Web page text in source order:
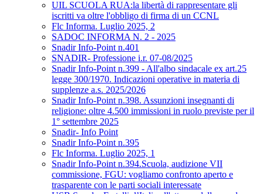
UIL SCUOLA RUA:la libertà di rappresentare gli
iscritti va oltre l'obbligo di firma di un CCNL
Flc Informa. Luglio 2025, 2
SADOC INFORMA N. 2 - 2025
Snadir Info-Point n.401
SNADIR- Professione i.r. 07-08/2025
Snadir Info-Point n.399 - All'albo sindacale ex art.25
legge 300/1970. Indicazioni operative in materia di
supplenze a.s. 2025/2026
Snadir Info-Point n.398. Assunzioni insegnanti di
religione: oltre 4.500 immissioni in ruolo previste per il
1° settembre 2025
Snadir- Info Point
Snadir Info-Point n.395
Flc Informa. Luglio 2025, 1
Snadir Info-Point n.394.Scuola, audizione VII
commissione, FGU: vogliamo confronto aperto e
trasparente con le parti sociali interessate